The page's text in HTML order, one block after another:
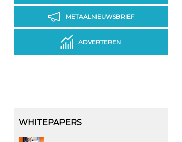
METAALNIEUWSBRIEF
ADVERTEREN
WHITEPAPERS